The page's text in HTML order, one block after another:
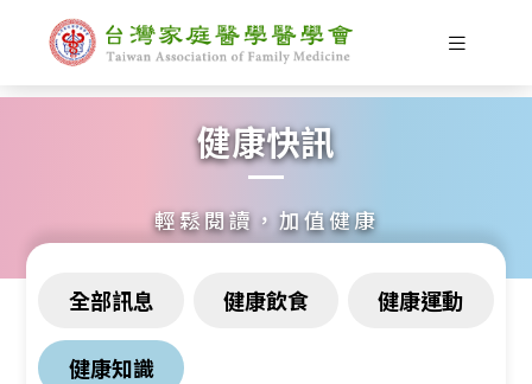
健康快訊
輕鬆閱讀，加值健康
全部訊息 健康飲食 健康運動
健康知識